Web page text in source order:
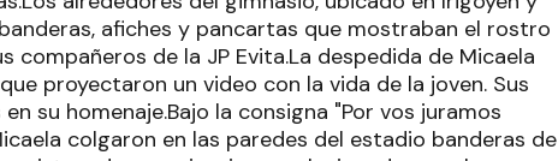
afiches y pancartas que mostraban el rostro
compañeros de la JP Evita.La despedida de Micaela
proyectaron un video con la vida de la joven. Sus
su homenaje.Bajo la consigna "Por vos juramos
colgaron en las paredes del estadio banderas de